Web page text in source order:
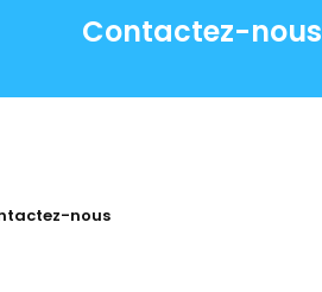
Contactez-nous
nous